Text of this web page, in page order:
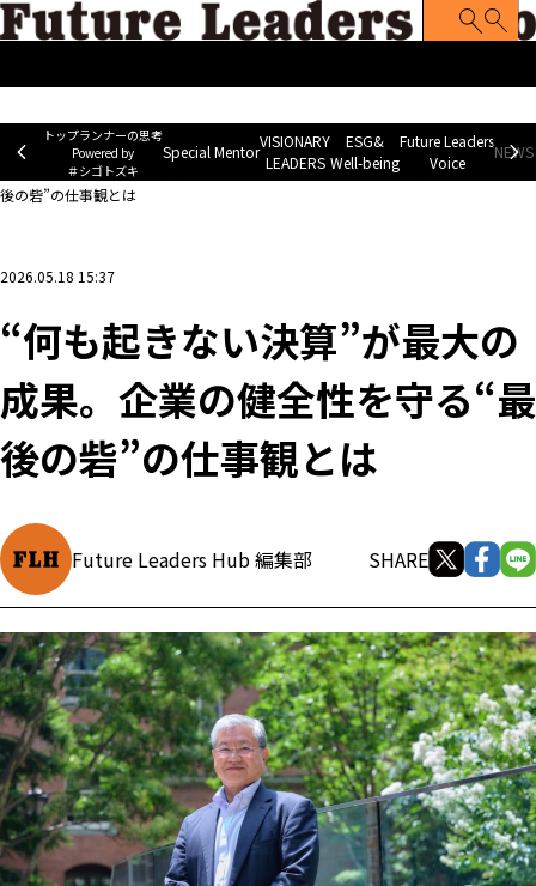
トップランナーの思考
Powered by
＃シゴトズキ
Special Mentor
VISIONARY
LEADERS
ESG&
Well-being
Future Leaders
Voice
企業ニュース
“何も起きない決算”が最大の成果。企業の健全性を守る“最
後の砦”の仕事観とは
2026.05.18 15:37
“何も起きない決算”が最大の
成果。企業の健全性を守る“最
後の砦”の仕事観とは
Future Leaders Hub 編集部 SHARE